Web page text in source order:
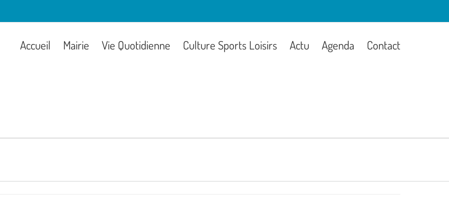
Accueil Mairie Vie Quotidienne Culture Sports Loisirs Actu Agenda Contact